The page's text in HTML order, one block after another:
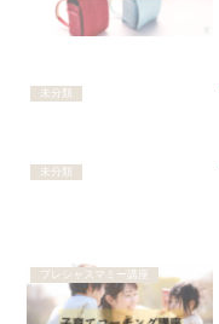
未分類
未分類
プレシャスマミー講座